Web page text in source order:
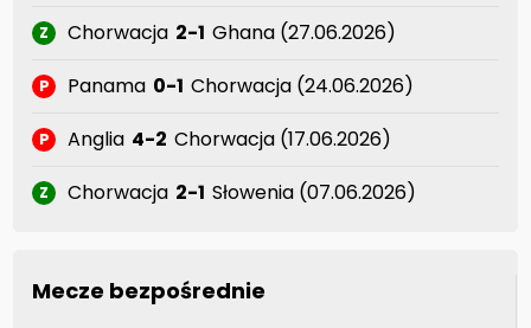
Z Chorwacja 2-1 Ghana (27.06.2026)
P Panama 0-1 Chorwacja (24.06.2026)
P Anglia 4-2 Chorwacja (17.06.2026)
Z Chorwacja 2-1 Słowenia (07.06.2026)
Mecze bezpośrednie